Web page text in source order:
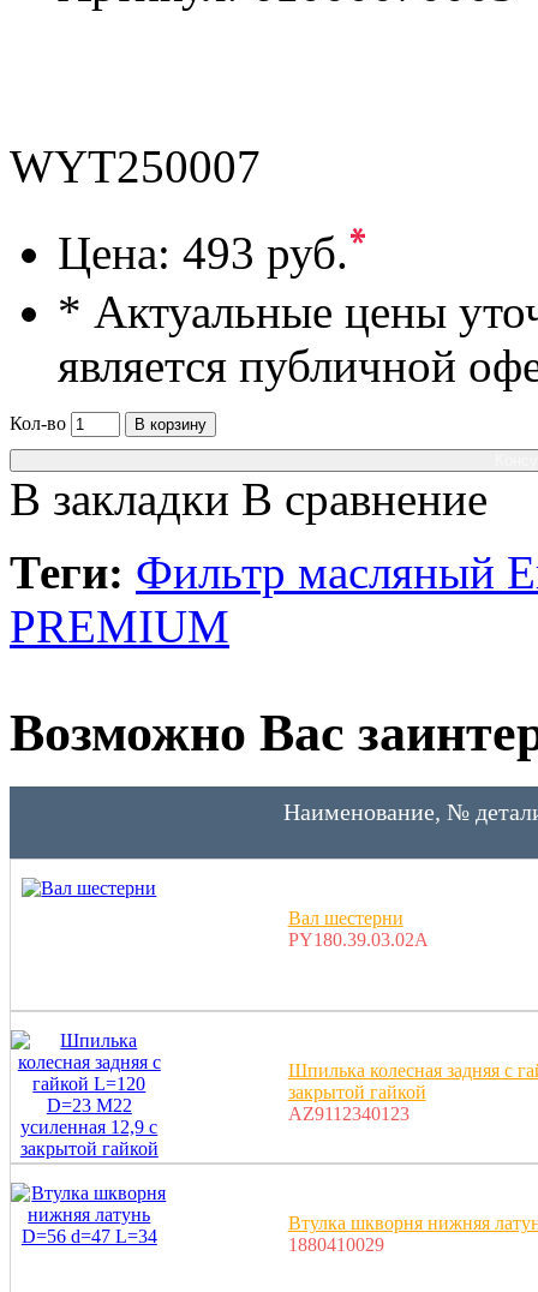
WYT250007
Цена: 493 руб.*
* Актуальные цены
является публичной
Кол-во
В корзину
В закладки В сравнение
Теги: Фильтр масляный
PREMIUM
Возможно Вас
Наименование, №
Вал шестерни
PY180.39.03.02A
Шпилька колесная задняя с
закрытой гайкой
AZ9112340123
Втулка шкворня нижняя
1880410029